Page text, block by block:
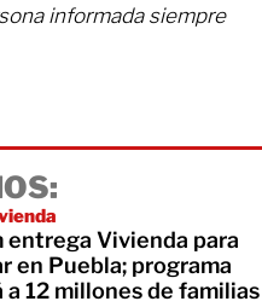
informada siempre
entrega Vivienda para
en Puebla; programa
12 millones de familias